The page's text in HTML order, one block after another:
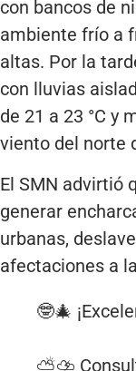
con bancos de
ambiente frío a
altas. Por la
con lluvias
de 21 a 23 °C y
viento del norte
El SMN advirtió
generar
urbanas,
afectaciones a
🤓🎄
⛅️⛈️